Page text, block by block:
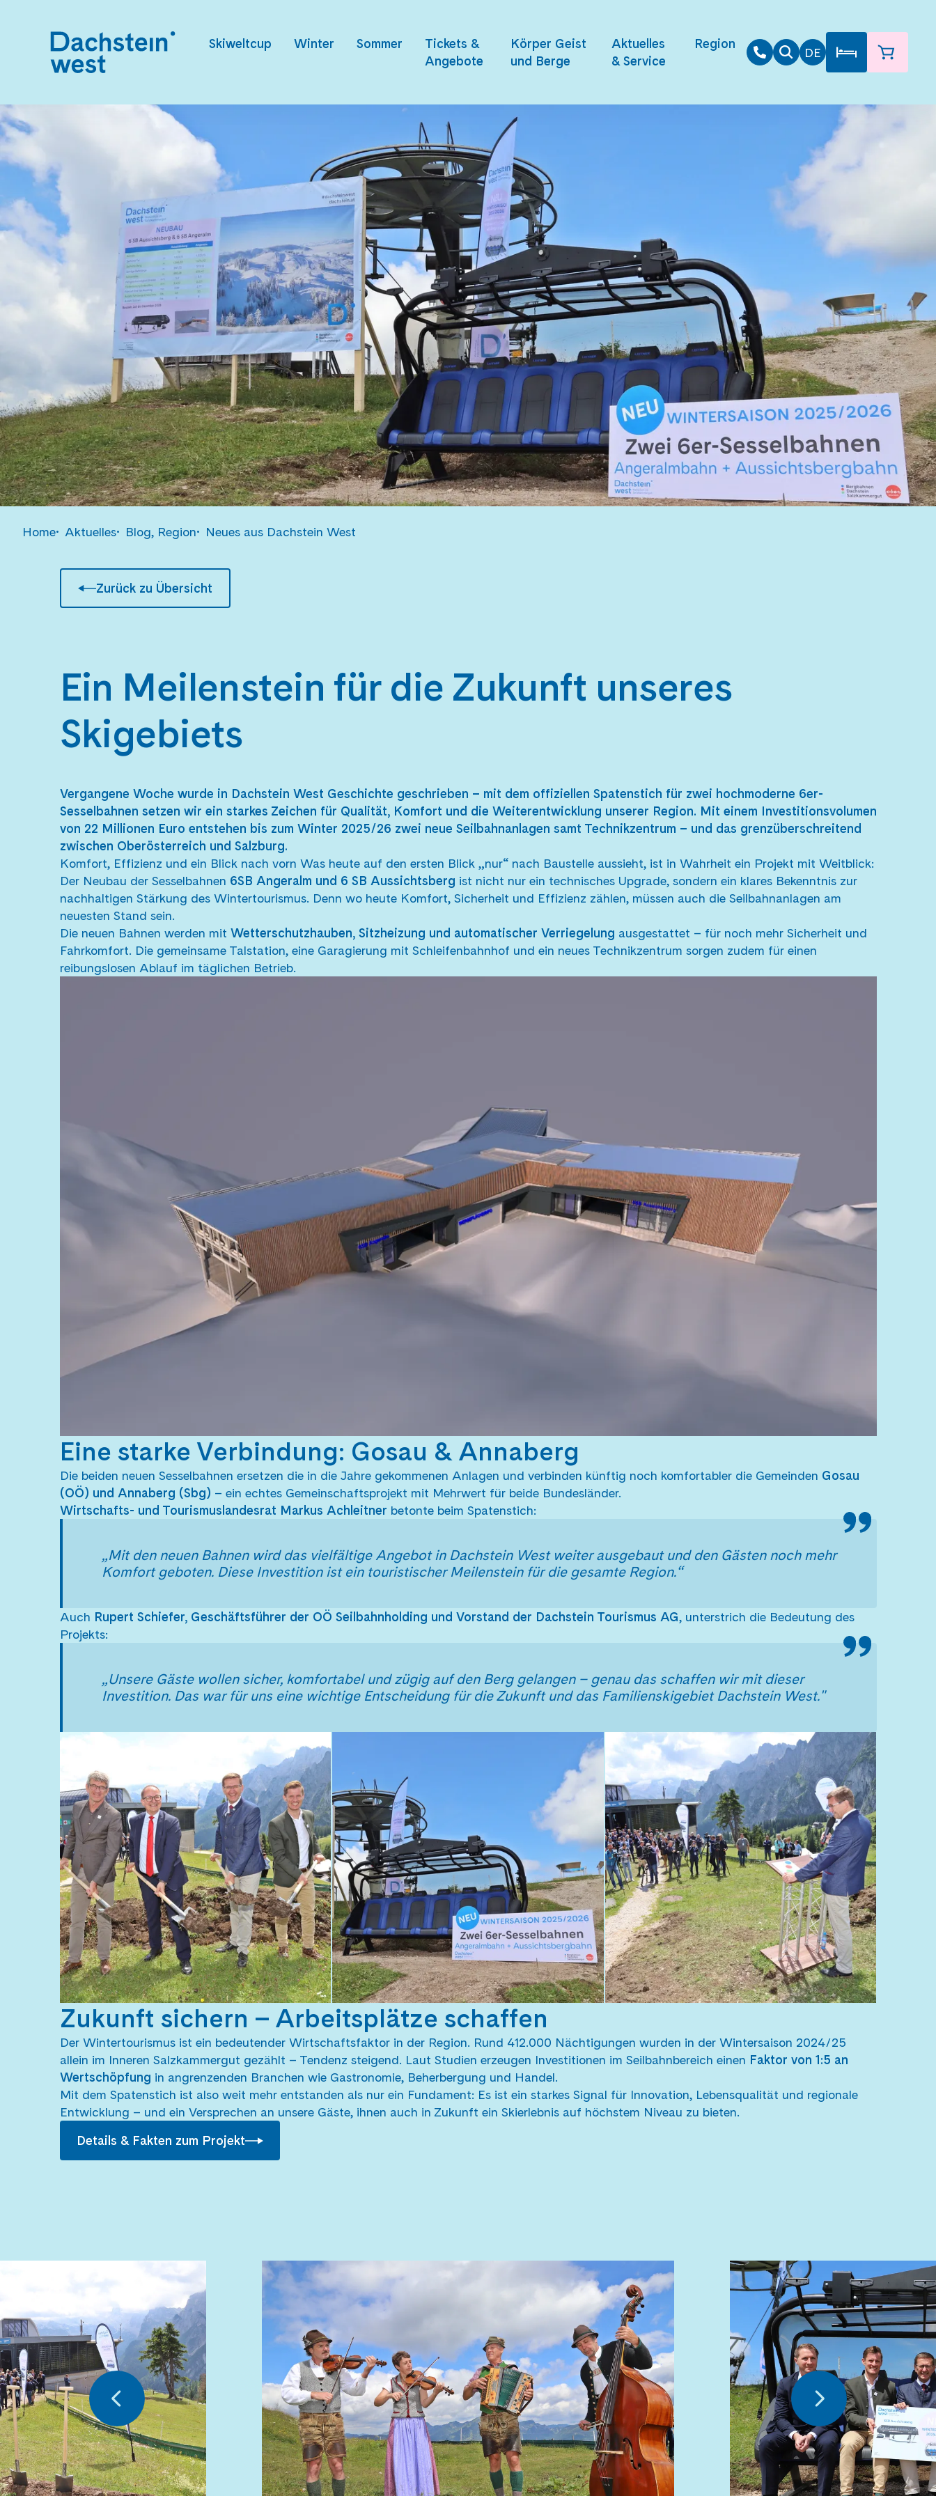
Skiweltcup Winter Sommer
Tickets &
Angebote
Körper Geist
und Berge
Aktuelles
& Service
Region
DE
Home Aktuelles Blog, Region Neues aus Dachstein West
Zurück zu Übersicht
Ein Meilenstein für die Zukunft unseres
Skigebiets
Vergangene Woche wurde in Dachstein West Geschichte geschrieben – mit dem offiziellen Spatenstich für zwei hochmoderne 6er-
Sesselbahnen setzen wir ein starkes Zeichen für Qualität, Komfort und die Weiterentwicklung unserer Region. Mit einem Investitionsvolumen
von 22 Millionen Euro entstehen bis zum Winter 2025/26 zwei neue Seilbahnanlagen samt Technikzentrum – und das grenzüberschreitend
zwischen Oberösterreich und Salzburg.
Komfort, Effizienz und ein Blick nach vorn Was heute auf den ersten Blick „nur“ nach Baustelle aussieht, ist in Wahrheit ein Projekt mit Weitblick:
Der Neubau der Sesselbahnen 6SB Angeralm und 6 SB Aussichtsberg ist nicht nur ein technisches Upgrade, sondern ein klares Bekenntnis zur
nachhaltigen Stärkung des Wintertourismus. Denn wo heute Komfort, Sicherheit und Effizienz zählen, müssen auch die Seilbahnanlagen am
neuesten Stand sein.
Die neuen Bahnen werden mit Wetterschutzhauben, Sitzheizung und automatischer Verriegelung ausgestattet – für noch mehr Sicherheit und
Fahrkomfort. Die gemeinsame Talstation, eine Garagierung mit Schleifenbahnhof und ein neues Technikzentrum sorgen zudem für einen
reibungslosen Ablauf im täglichen Betrieb.
Eine starke Verbindung: Gosau & Annaberg
Die beiden neuen Sesselbahnen ersetzen die in die Jahre gekommenen Anlagen und verbinden künftig noch komfortabler die Gemeinden Gosau
(OÖ) und Annaberg (Sbg) – ein echtes Gemeinschaftsprojekt mit Mehrwert für beide Bundesländer.
Wirtschafts- und Tourismuslandesrat Markus Achleitner betonte beim Spatenstich:
„Mit den neuen Bahnen wird das vielfältige Angebot in Dachstein West weiter ausgebaut und den Gästen noch mehr
Komfort geboten. Diese Investition ist ein touristischer Meilenstein für die gesamte Region.“
Auch Rupert Schiefer, Geschäftsführer der OÖ Seilbahnholding und Vorstand der Dachstein Tourismus AG, unterstrich die Bedeutung des
Projekts:
„Unsere Gäste wollen sicher, komfortabel und zügig auf den Berg gelangen – genau das schaffen wir mit dieser
Investition. Das war für uns eine wichtige Entscheidung für die Zukunft und das Familienskigebiet Dachstein West."
Zukunft sichern – Arbeitsplätze schaffen
Der Wintertourismus ist ein bedeutender Wirtschaftsfaktor in der Region. Rund 412.000 Nächtigungen wurden in der Wintersaison 2024/25
allein im Inneren Salzkammergut gezählt – Tendenz steigend. Laut Studien erzeugen Investitionen im Seilbahnbereich einen Faktor von 1:5 an
Wertschöpfung in angrenzenden Branchen wie Gastronomie, Beherbergung und Handel.
Mit dem Spatenstich ist also weit mehr entstanden als nur ein Fundament: Es ist ein starkes Signal für Innovation, Lebensqualität und regionale
Entwicklung – und ein Versprechen an unsere Gäste, ihnen auch in Zukunft ein Skierlebnis auf höchstem Niveau zu bieten.
Details & Fakten zum Projekt